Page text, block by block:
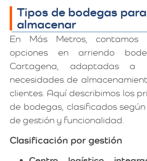
Tipos de bodegas para
almacenar
En Más Metros, contamos
opciones en arriendo
Cartagena, adaptadas a
necesidades de
clientes. Aquí describimos los
de bodegas, clasificados
de gestión y funcionalidad.
Clasificación por gestión